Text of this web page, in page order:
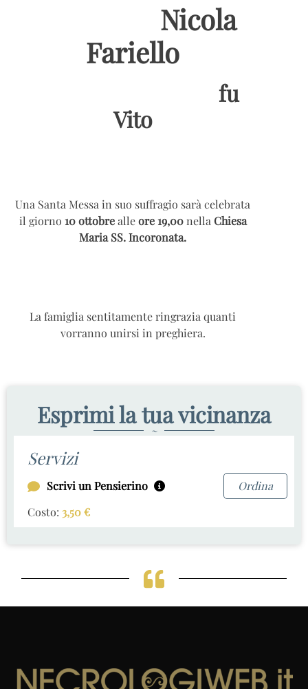
Nicola
Fariello
fu
Vito
Una Santa Messa in suo suffragio sarà celebrata
il giorno 10 ottobrealleore 19,00nella Chiesa
Maria SS. Incoronata.
La famiglia sentitamente ringrazia quanti
vorranno unirsi in preghiera.
Esprimi la tua vicinanza
~
Servizi
Scrivi un Pensierino
Ordina
Costo: 3,50€